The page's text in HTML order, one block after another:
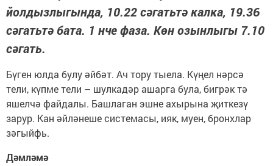
йолдызлыгында, 10.22 сәгатьтә калка, 19.36
сәгатьтә бата. 1 нче фаза. Көн озынлыгы 7.10
сәгать.
Бүген юлда булу әйбәт. Ач тору тыела. Күңел нәрсә
тели, күпме тели – шулкадәр ашарга була, бигрәк тә
яшелчә файдалы. Башлаган эшне ахырына җиткезү
зарур. Кан әйләнеше системасы, ияк, муен, бронхлар
зәгыйфь.
Дәмләмә